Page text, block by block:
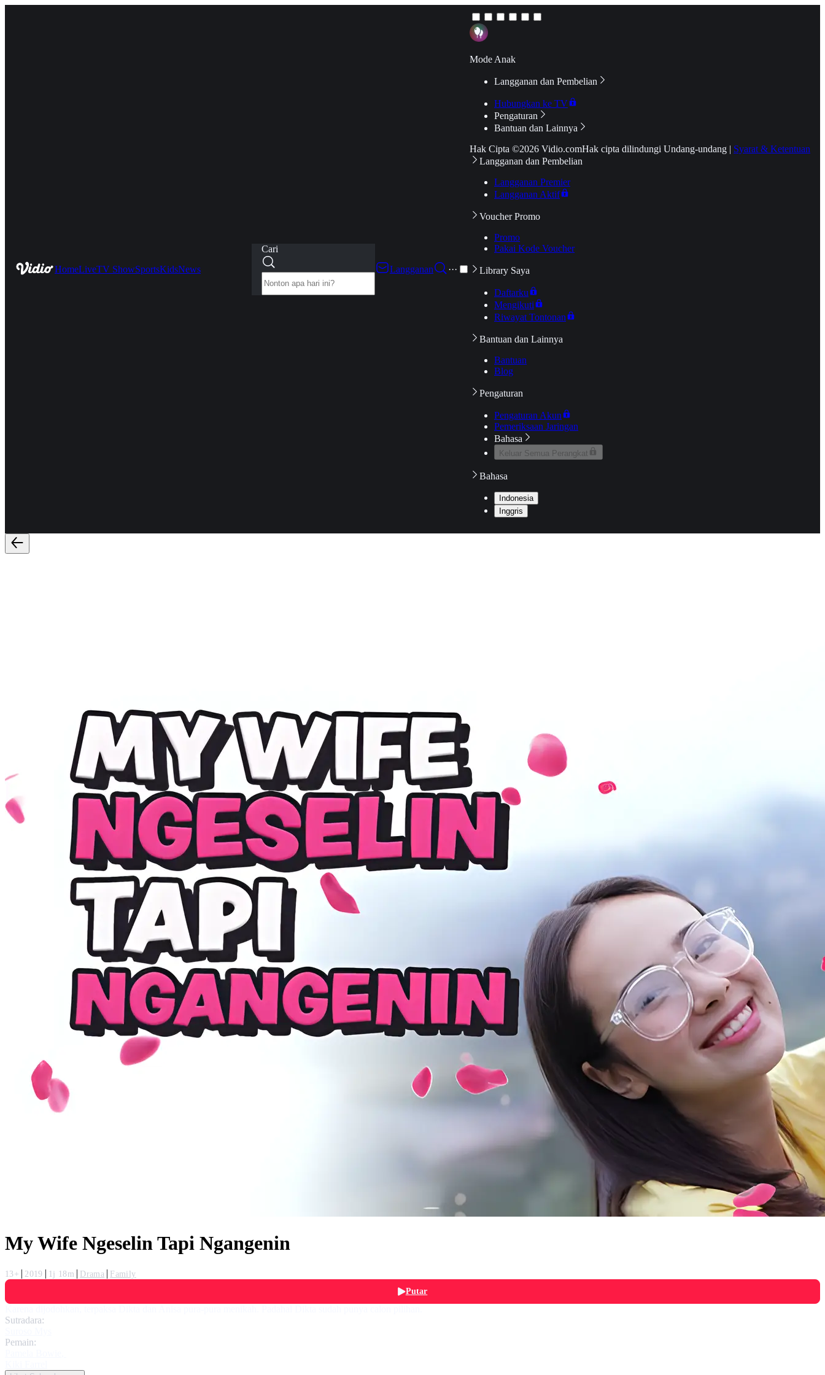
HomeLiveTV ShowSportsKidsNews
Cari
Langganan
···
Mode Anak
Langganan dan Pembelian
Hubungkan ke TV
Pengaturan
Bantuan dan Lainnya
Hak Cipta ©2026 Vidio.comHak cipta dilindungi Undang-undang | Syarat & Ketentuan
Langganan dan Pembelian
Langganan Premier
Langganan Aktif
Voucher Promo
Promo
Pakai Kode Voucher
Library Saya
Daftarku
Mengikuti
Riwayat Tontonan
Bantuan dan Lainnya
Bantuan
Blog
Pengaturan
Pengaturan Akun
Pemeriksaan Jaringan
Bahasa
Keluar Semua Perangkat
Bahasa
Indonesia
Inggris
My Wife Ngeselin Tapi Ngangenin
13+ 2019 1j 18m Drama
Family
Putar
Sutradara:
Pemain: